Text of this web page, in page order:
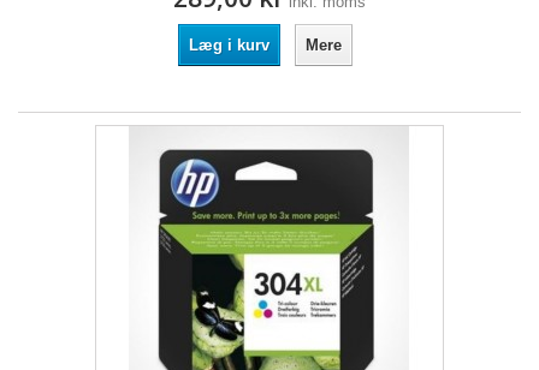
Læg i kurv Mere